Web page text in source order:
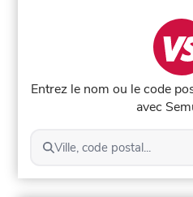
Entrez le nom ou le code
avec
Ville, code postal...